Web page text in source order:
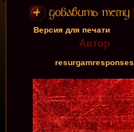
Версия для печати
Автор
resurgamresponses